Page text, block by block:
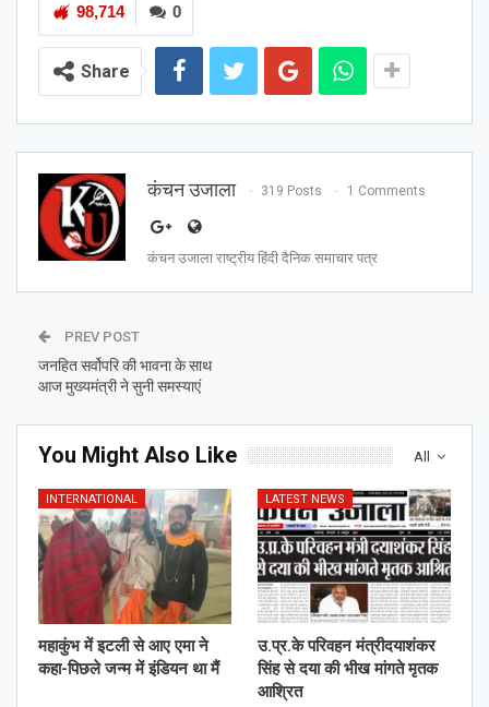
0
98,714
Share
कंचन उजाला 319 Posts 1 Comments
कंचन उजाला राष्ट्रीय हिंदी दैनिक समाचार पत्र
PREV POST
जनहित सर्वोपरि की भावना के साथ
आज मुख्यमंत्री ने सुनी समस्याएं
All
You Might Also Like
INTERNATIONAL
महाकुंभ में इटली से आए एमा ने
कहा-पिछले जन्म में इंडियन था मैं
LATEST NEWS
उ.प्र.के परिवहन मंत्रीदयाशंकर
सिंह से दया की भीख मांगते मृतक
आश्रित